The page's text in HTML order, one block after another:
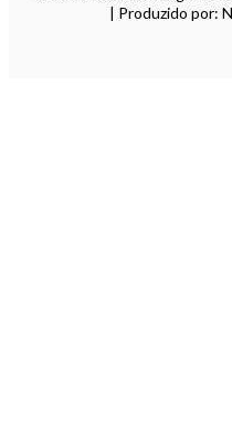
| Produzido por: